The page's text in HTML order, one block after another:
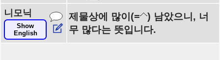
니모닉
Show
English
제물상에 많이(=
) 남았으니, 너
무 많다는 뜻입니다.